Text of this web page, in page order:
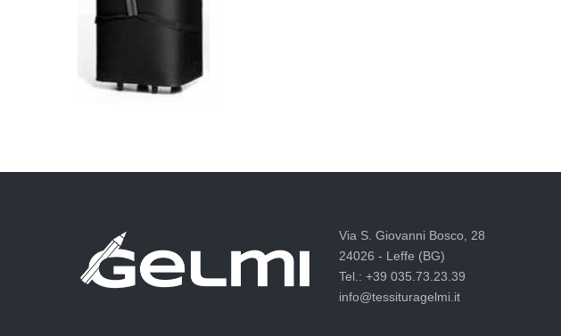
Via S. Giovanni Bosco, 28
24026 - Leffe (BG)
Tel.: +39 035.73.23.39
info@tessituragelmi.it